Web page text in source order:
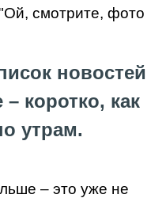
смотрите, фото
новостей
коротко, как
утрам.
– это уже не